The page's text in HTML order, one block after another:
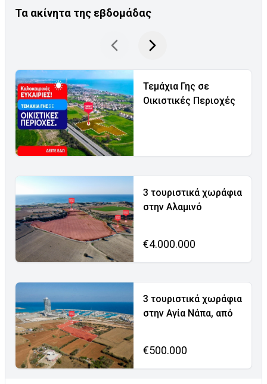
Τα ακίνητα της εβδομάδας
Τεμάχια Γης σε
Οικιστικές Περιοχές
3 τουριστικά χωράφια
στην Αλαμινό
€4.000.000
3 τουριστικά χωράφια
στην Αγία Νάπα, από
€500.000